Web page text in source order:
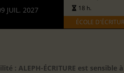
JUIL. 2027
18 h.
ÉCOLE
: ALEPH-ÉCRITURE est